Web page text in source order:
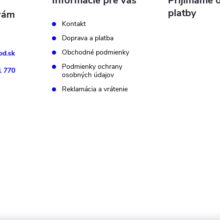
770
Kontakt
Doprava a platba
Obchodné podmienky
Podmienky ochrany
osobných údajov
Reklamácia a vrátenie
platby